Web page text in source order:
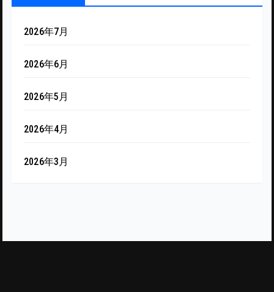
2026年7月
2026年6月
2026年5月
2026年4月
2026年3月